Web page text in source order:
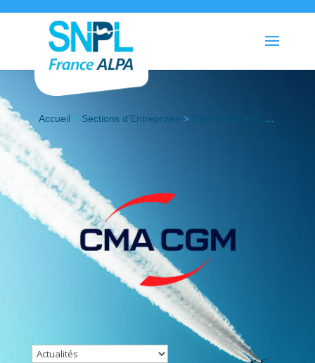
Accueil > Sections d’Entreprises > CMA-CGM Air Cargo (CCAC)